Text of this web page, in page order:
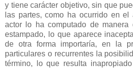
y tiene carácter objetivo, sin que
las partes, como ha ocurrido en el
actor lo ha computado de manera
estampado, lo que aparece
de otra forma importaría, en la
particulares o recurrentes la
término, lo que resulta